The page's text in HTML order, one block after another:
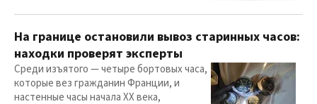
На границе остановили вывоз старинных часов:
находки проверят эксперты
Среди изъятого — четыре бортовых часа,
которые вез гражданин Франции, и
настенные часы начала ХХ века,